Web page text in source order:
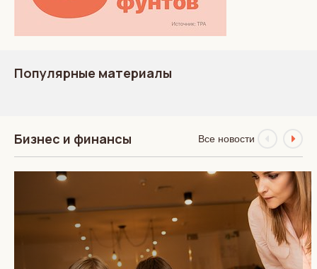
Популярные материалы
Бизнес и финансы Все новости